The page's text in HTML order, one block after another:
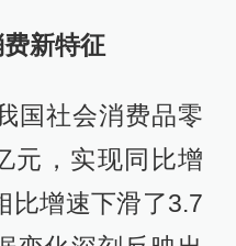
新特征
国社会消费品零
元，实现同比增
比增速下滑了3.7